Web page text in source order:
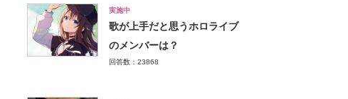
実施中
歌が上手だと思うホロライブ
のメンバーは？
回答数：23868